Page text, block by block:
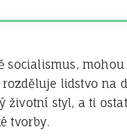
lidstvo
styl, a ti
tvorby.